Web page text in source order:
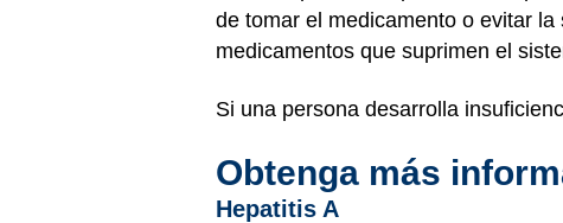
de tomar el medicamento o evitar
medicamentos que suprimen el
Si una persona desarrolla
Obtenga más
Hepatitis A